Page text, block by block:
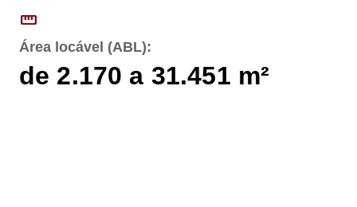
straighten
Área locável (ABL):
de 2.170 a 31.451 m²